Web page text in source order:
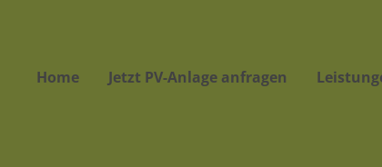
Home Jetzt PV-Anlage anfragen